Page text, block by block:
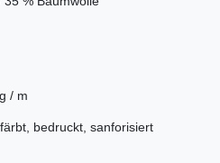
/ m
bedruckt, sanforisiert